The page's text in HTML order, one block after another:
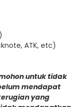
ATK, etc)
untuk tidak
mendapat
yang